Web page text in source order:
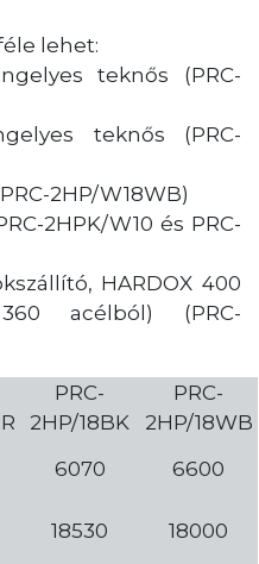
lehet:
teknős (PRC-
teknős (PRC-
2HP/W18WB)
2HPK/W10 és PRC-
HARDOX 400
acélból) (PRC-
PRC-
2HP/18BK
PRC-
2HP/18WB
6070
6600
18530
18000